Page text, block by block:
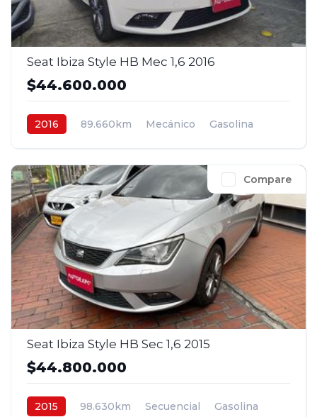
Seat Ibiza Style HB Mec 1,6 2016
$44.600.000
2016 89.660km Mecánico
Gasolina
Compare
Seat Ibiza Style HB Sec 1,6 2015
$44.800.000
2015 98.630km Secuencial
Gasolina